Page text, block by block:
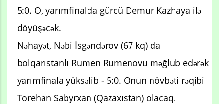
5:0. O, yarımfinalda gürcü Demur Kazhaya ilə
döyüşəcək.
Nəhayət, Nəbi İsgəndərov (67 kq) da
bolqarıstanlı Rumen Rumenovu məğlub edərək
yarımfinala yüksəlib - 5:0. Onun növbəti rəqibi
Torehan Sabyrxan (Qazaxıstan) olacaq.